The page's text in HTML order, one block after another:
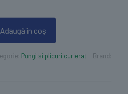
Adaugă în coș
Pungi si plicuri curierat
Brand: